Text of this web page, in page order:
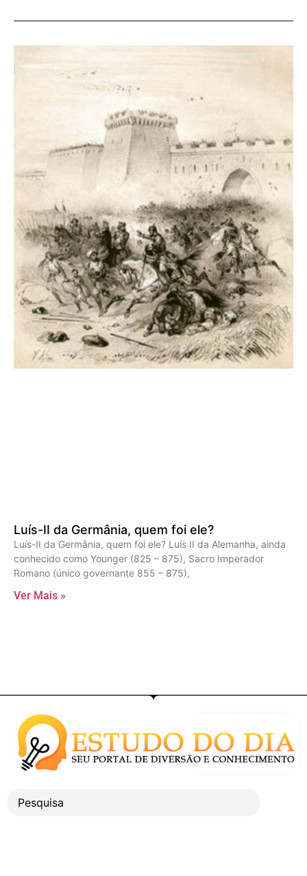
Luís-II da Germânia, quem foi ele?
Luís-II da Germânia, quem foi ele? Luís II da Alemanha, ainda
conhecido como Younger (825 – 875), Sacro Imperador
Romano (único governante 855 – 875),
Ver Mais »